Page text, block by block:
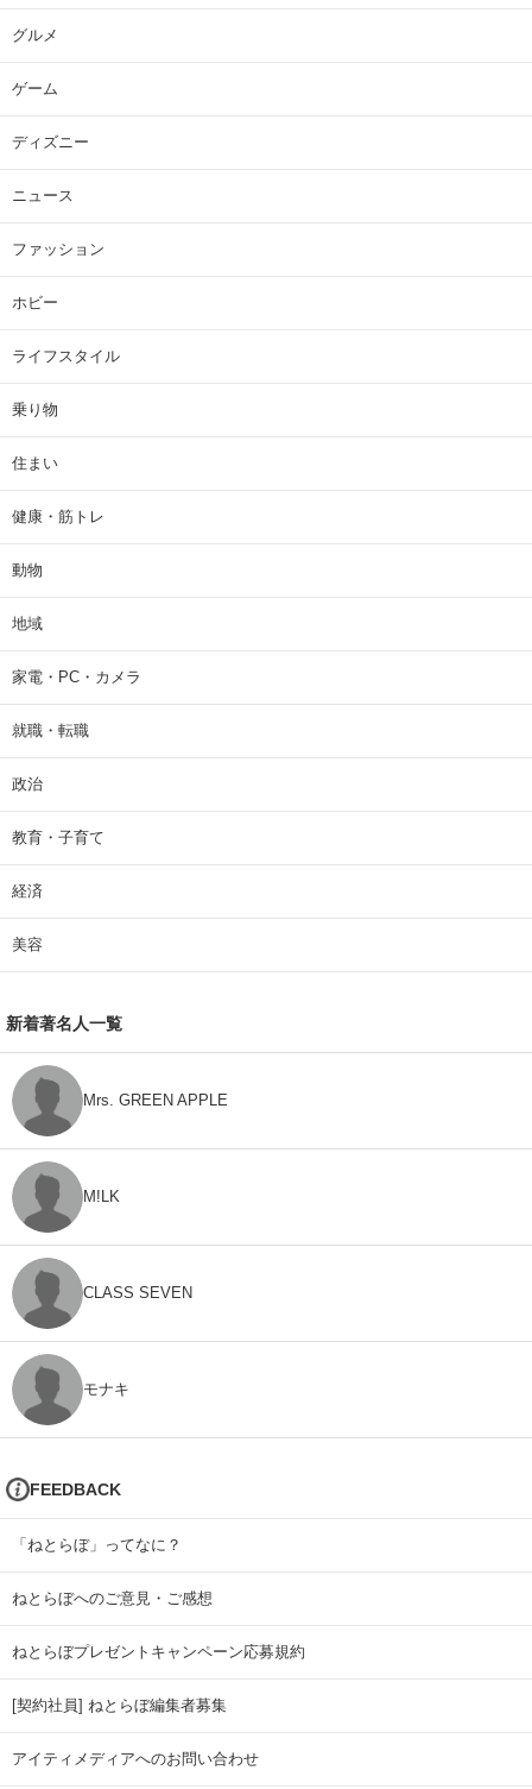
グルメ
ゲーム
ディズニー
ニュース
ファッション
ホビー
ライフスタイル
乗り物
住まい
健康・筋トレ
動物
地域
家電・PC・カメラ
就職・転職
政治
教育・子育て
経済
美容
新着著名人一覧
Mrs. GREEN APPLE
M!LK
CLASS SEVEN
モナキ
FEEDBACK
「ねとらぼ」ってなに？
ねとらぼへのご意見・ご感想
ねとらぼプレゼントキャンペーン応募規約
[契約社員] ねとらぼ編集者募集
アイティメディアへのお問い合わせ